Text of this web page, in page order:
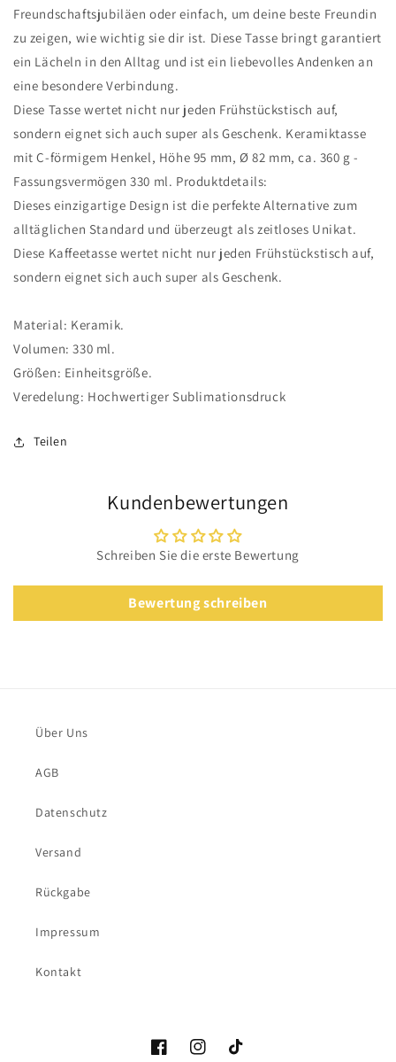
Freundschaftsjubiläen oder einfach, um deine beste Freundin
zu zeigen, wie wichtig sie dir ist. Diese Tasse bringt garantiert
ein Lächeln in den Alltag und ist ein liebevolles Andenken an
eine besondere Verbindung.
Diese Tasse wertet nicht nur jeden Frühstückstisch auf,
sondern eignet sich auch super als Geschenk. Keramiktasse
mit C-förmigem Henkel, Höhe 95 mm, Ø 82 mm, ca. 360 g -
Fassungsvermögen 330 ml. Produktdetails:
Dieses einzigartige Design ist die perfekte Alternative zum
alltäglichen Standard und überzeugt als zeitloses Unikat.
Diese Kaffeetasse wertet nicht nur jeden Frühstückstisch auf,
sondern eignet sich auch super als Geschenk.
Material: Keramik.
Volumen: 330 ml.
Größen: Einheitsgröße.
Veredelung: Hochwertiger Sublimationsdruck
Teilen
Kundenbewertungen
Schreiben Sie die erste Bewertung
Bewertung schreiben
Über Uns
AGB
Datenschutz
Versand
Rückgabe
Impressum
Kontakt
FacebookInstagramTikTok